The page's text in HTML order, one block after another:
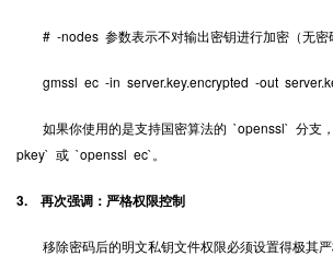
# -nodes 参数表示不对输出密钥进行加密（无密
gmssl ec -in server.key.encrypted -out
如果你使用的是支持国密算法的 `openssl` 分支
pkey` 或 `openssl ec`。
3. 再次强调：严格权限控制
移除密码后的明文私钥文件权限必须设置得极其严